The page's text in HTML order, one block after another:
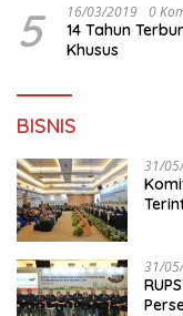
5 16/03/2019 0
14 Tahun
Khusus
BISNIS
31/
31/